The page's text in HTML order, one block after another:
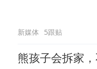
新媒体 5跟贴
熊孩子会拆家